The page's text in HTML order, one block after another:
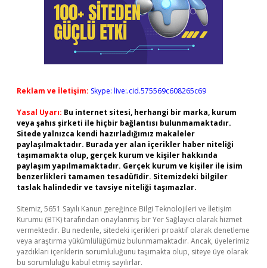
Reklam ve İletişim: Skype: live:.cid.575569c608265c69
Yasal Uyarı: Bu internet sitesi, herhangi bir marka, kurum
veya şahıs şirketi ile hiçbir bağlantısı bulunmamaktadır.
Sitede yalnızca kendi hazırladığımız makaleler
paylaşılmaktadır. Burada yer alan içerikler haber niteliği
taşımamakta olup, gerçek kurum ve kişiler hakkında
paylaşım yapılmamaktadır. Gerçek kurum ve kişiler ile isim
benzerlikleri tamamen tesadüfidir. Sitemizdeki bilgiler
taslak halindedir ve tavsiye niteliği taşımazlar.
Sitemiz, 5651 Sayılı Kanun gereğince Bilgi Teknolojileri ve İletişim
Kurumu (BTK) tarafından onaylanmış bir Yer Sağlayıcı olarak hizmet
vermektedir. Bu nedenle, sitedeki içerikleri proaktif olarak denetleme
veya araştırma yükümlülüğümüz bulunmamaktadır. Ancak, üyelerimiz
yazdıkları içeriklerin sorumluluğunu taşımakta olup, siteye üye olarak
bu sorumluluğu kabul etmiş sayılırlar.